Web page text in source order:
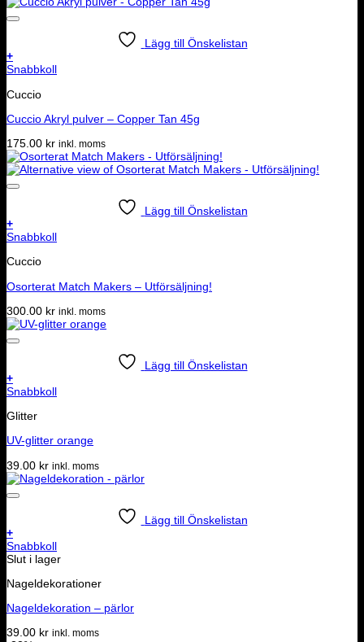
Lägg till Önskelistan
+
Snabbkoll
Cuccio
Cuccio Akryl pulver – Copper Tan 45g
175.00 kr inkl. moms
Lägg till Önskelistan
+
Snabbkoll
Cuccio
Osorterat Match Makers – Utförsäljning!
300.00 kr inkl. moms
Lägg till Önskelistan
+
Snabbkoll
Glitter
UV-glitter orange
39.00 kr inkl. moms
Lägg till Önskelistan
+
Snabbkoll
Slut i lager
Nageldekorationer
Nageldekoration – pärlor
39.00 kr inkl. moms